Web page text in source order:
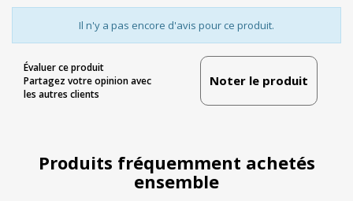
Il n'y a pas encore d'avis pour ce produit.
Évaluer ce produit
Partagez votre opinion avec
les autres clients
Noter le produit
Produits fréquemment achetés
ensemble